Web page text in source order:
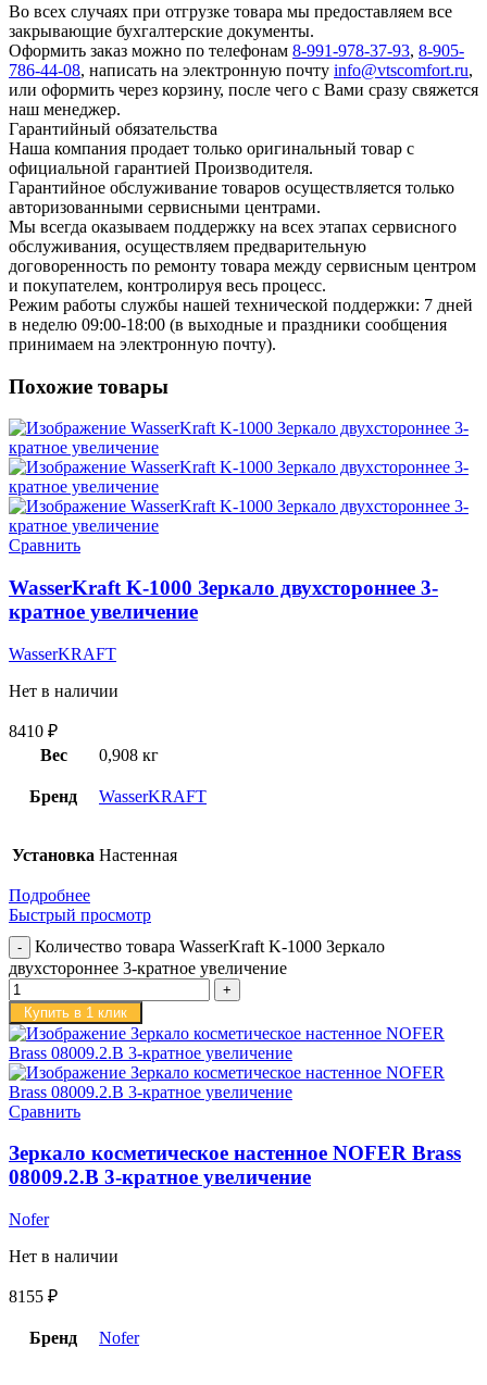
Во всех случаях при отгрузке товара мы предоставляем все
закрывающие бухгалтерские документы.
Оформить заказ можно по телефонам 8-991-978-37-93, 8-905-
786-44-08, написать на электронную почту info@vtscomfort.ru,
или оформить через корзину, после чего с Вами сразу свяжется
наш менеджер.
Гарантийный обязательства
Наша компания продает только оригинальный товар с
официальной гарантией Производителя.
Гарантийное обслуживание товаров осуществляется только
авторизованными сервисными центрами.
Мы всегда оказываем поддержку на всех этапах сервисного
обслуживания, осуществляем предварительную
договоренность по ремонту товара между сервисным центром
и покупателем, контролируя весь процесс.
Режим работы службы нашей технической поддержки: 7 дней
в неделю 09:00-18:00 (в выходные и праздники сообщения
принимаем на электронную почту).
Похожие товары
Сравнить
WasserKraft K-1000 Зеркало двухстороннее 3-
кратное увеличение
WasserKRAFT
Нет в наличии
8410 ₽
Вес
0,908 кг
Бренд WasserKRAFT
Установка Настенная
Подробнее
Быстрый просмотр
Количество товара WasserKraft K-1000 Зеркало
двухстороннее 3-кратное увеличение
Купить в 1 клик
Сравнить
Зеркало косметическое настенное NOFER Brass
08009.2.B 3-кратное увеличение
Nofer
Нет в наличии
8155 ₽
Бренд Nofer